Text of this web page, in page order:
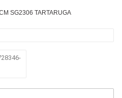
SG2306 TARTARUGA